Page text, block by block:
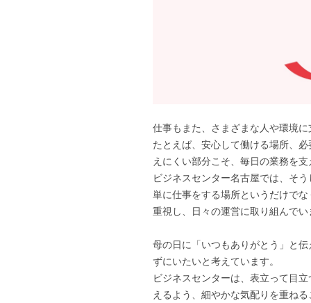
仕事もまた、さまざまな人や環境
たとえば、安心して働ける場所、
えにくい部分こそ、毎日の業務を
ビジネスセンター名古屋では、そ
単に仕事をする場所というだけで
重視し、日々の運営に取り組んでい
母の日に「いつもありがとう」と
ずにいたいと考えています。
ビジネスセンターは、表立って目
えるよう、細やかな気配りを重ね